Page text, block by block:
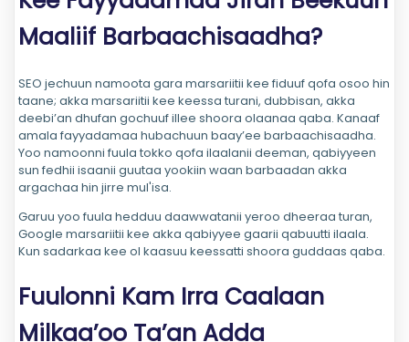
Maaliif Barbaachisaadha?
SEO jechuun namoota gara marsariitii kee fiduuf qofa osoo hin
taane; akka marsariitii kee keessa turani, dubbisan, akka
deebi’an dhufan gochuuf illee shoora olaanaa qaba. Kanaaf
amala fayyadamaa hubachuun baay’ee barbaachisaadha.
Yoo namoonni fuula tokko qofa ilaalanii deeman, qabiyyeen
sun fedhii isaanii guutaa yookiin waan barbaadan akka
argachaa hin jirre mul'isa.
Garuu yoo fuula hedduu daawwatanii yeroo dheeraa turan,
Google marsariitii kee akka qabiyyee gaarii qabuutti ilaala.
Kun sadarkaa kee ol kaasuu keessatti shoora guddaas qaba.
Fuulonni Kam Irra Caalaan
Milkaa’oo Ta’an Adda